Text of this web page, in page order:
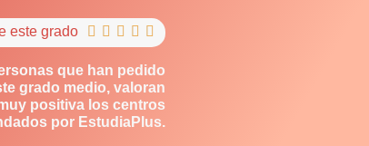
este grado     
que han pedido
grado medio, valoran
positiva los centros
por EstudiaPlus.